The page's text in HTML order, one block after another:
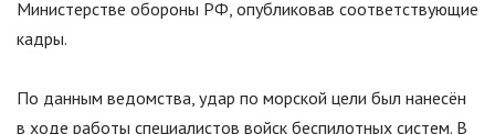
Министерстве обороны РФ, опубликовав соответствующие
кадры.
По данным ведомства, удар по морской цели был нанесён
в ходе работы специалистов войск беспилотных систем. В